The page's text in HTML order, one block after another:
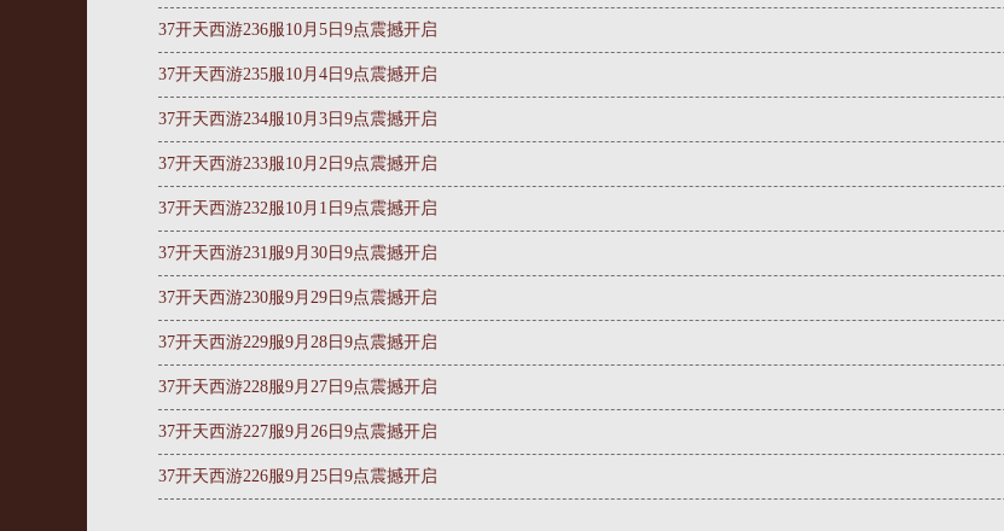
37开天西游236服10月5日9点震撼开启
37开天西游235服10月4日9点震撼开启
37开天西游234服10月3日9点震撼开启
37开天西游233服10月2日9点震撼开启
37开天西游232服10月1日9点震撼开启
37开天西游231服9月30日9点震撼开启
37开天西游230服9月29日9点震撼开启
37开天西游229服9月28日9点震撼开启
37开天西游228服9月27日9点震撼开启
37开天西游227服9月26日9点震撼开启
37开天西游226服9月25日9点震撼开启